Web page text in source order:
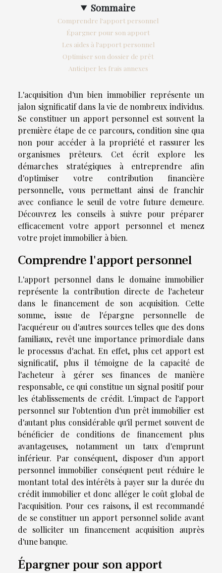
Sommaire
Comprendre l'apport personnel
Épargner pour son apport
Les aides à l'apport personnel
Optimiser son dossier de prêt
Anticiper les frais annexes
L'acquisition d'un bien immobilier représente un
jalon significatif dans la vie de nombreux individus.
Se constituer un apport personnel est souvent la
première étape de ce parcours, condition sine qua
non pour accéder à la propriété et rassurer les
organismes prêteurs. Cet écrit explore les
démarches stratégiques à entreprendre afin
d'optimiser votre contribution financière
personnelle, vous permettant ainsi de franchir
avec confiance le seuil de votre future demeure.
Découvrez les conseils à suivre pour préparer
efficacement votre apport personnel et menez
votre projet immobilier à bien.
Comprendre l'apport personnel
L'apport personnel dans le domaine immobilier
représente la contribution directe de l'acheteur
dans le financement de son acquisition. Cette
somme, issue de l'épargne personnelle de
l'acquéreur ou d'autres sources telles que des dons
familiaux, revêt une importance primordiale dans
le processus d'achat. En effet, plus cet apport est
significatif, plus il témoigne de la capacité de
l'acheteur à gérer ses finances de manière
responsable, ce qui constitue un signal positif pour
les établissements de crédit. L'impact de l'apport
personnel sur l'obtention d'un prêt immobilier est
d'autant plus considérable qu'il permet souvent de
bénéficier de conditions de financement plus
avantageuses, notamment un taux d'emprunt
inférieur. Par conséquent, disposer d'un apport
personnel immobilier conséquent peut réduire le
montant total des intérêts à payer sur la durée du
crédit immobilier et donc alléger le coût global de
l'acquisition. Pour ces raisons, il est recommandé
de se constituer un apport personnel solide avant
de solliciter un financement acquisition auprès
d'une banque.
Épargner pour son apport